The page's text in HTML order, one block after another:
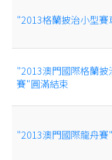
"2013格蘭披治小型賽
"2013澳門國際格蘭披
賽"圓滿結束
"2013澳門國際龍舟